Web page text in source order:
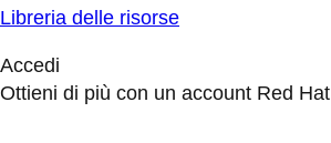
Libreria delle risorse
Accedi
Ottieni di più con un account Red Hat